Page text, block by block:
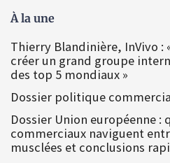
À la une
Thierry Blandinière, InVivo :
créer un grand groupe
des top 5 mondiaux »
Dossier politique
Dossier Union européenne :
commerciaux naviguent
musclées et conclusions